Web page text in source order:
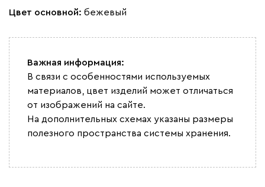
Цвет основной: бежевый
Важная информация:
В связи с особенностями используемых
материалов, цвет изделий может отличаться
от изображений на сайте.
На дополнительных схемах указаны размеры
полезного пространства системы хранения.